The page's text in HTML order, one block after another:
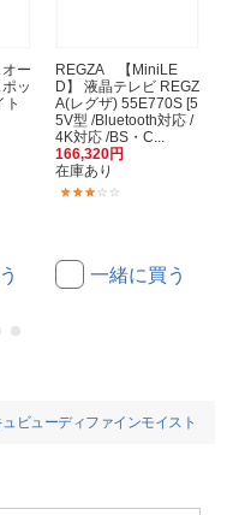
ー
ッ
ト
REGZA 【MiniLE
D】 液晶テレビ REGZ
A(レグザ) 55E770S [5
5V型 /Bluetooth対応 /
4K対応 /BS・C...
166,320円
在庫あり
一緒に買う
ビューディファインモイスト